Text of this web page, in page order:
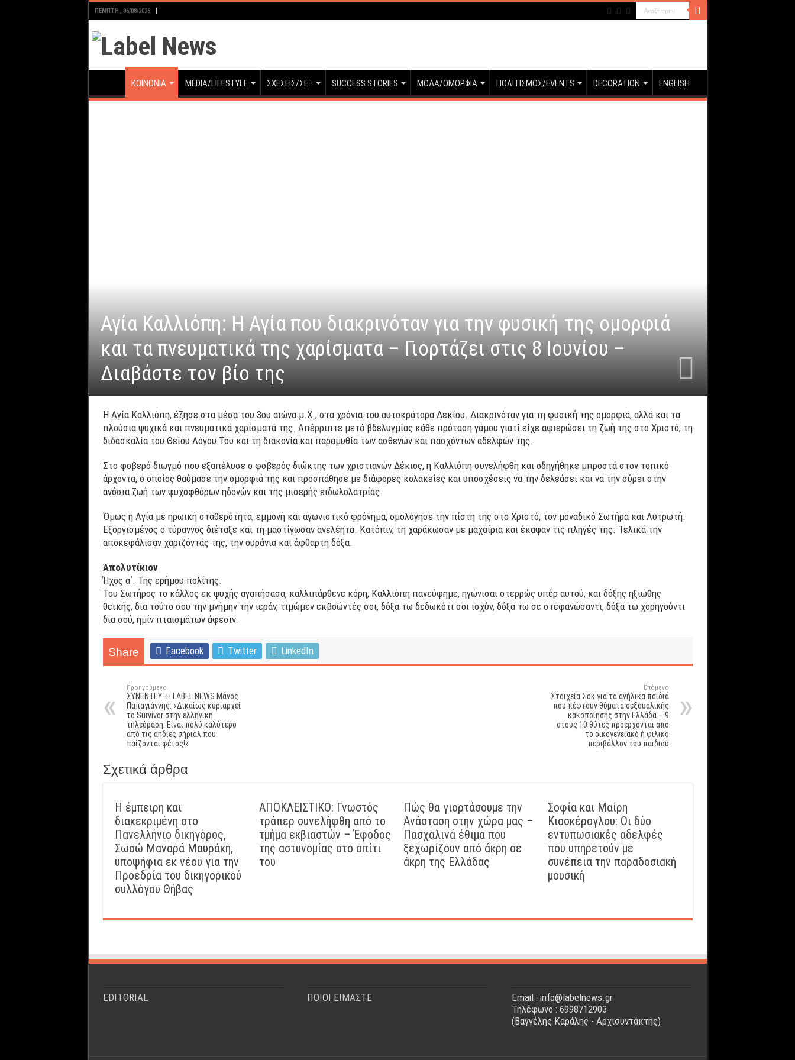
ΠΈΜΠΤΗ , 06/08/2026
ΚΟΙΝΩΝΙΑ MEDIA/LIFESTYLE ΣΧΕΣΕΙΣ/ΣΕΞ SUCCESS STORIES ΜΟΔΑ/ΟΜΟΡΦΙΑ ΠΟΛΙΤΙΣΜΟΣ/EVENTS DECORATION ENGLISH
Αγία Καλλιόπη: H Αγία που διακρινόταν για την φυσική της ομορφιά
και τα πνευματικά της χαρίσματα – Γιορτάζει στις 8 Ιουνίου –
Διαβάστε τον βίο της
Η Αγία Καλλιόπη, έζησε στα μέσα του 3ου αιώνα μ.Χ., στα χρόνια του αυτοκράτορα Δεκίου. Διακρινόταν για τη φυσική της ομορφιά, αλλά και τα
πλούσια ψυχικά και πνευματικά χαρίσματά της. Απέρριπτε μετά βδελυγμίας κάθε πρόταση γάμου γιατί είχε αφιερώσει τη ζωή της στο Χριστό, τη
διδασκαλία του Θείου Λόγου Του και τη διακονία και παραμυθία των ασθενών και πασχόντων αδελφών της.
Στο φοβερό διωγμό που εξαπέλυσε ο φοβερός διώκτης των χριστιανών Δέκιος, η Καλλιόπη συνελήφθη και οδηγήθηκε μπροστά στον τοπικό
άρχοντα, ο οποίος θαύμασε την ομορφιά της και προσπάθησε με διάφορες κολακείες και υποσχέσεις να την δελεάσει και να την σύρει στην
ανόσια ζωή των ψυχοφθόρων ηδονών και της μισερής ειδωλολατρίας.
Όμως η Αγία με ηρωική σταθερότητα, εμμονή και αγωνιστικό φρόνημα, ομολόγησε την πίστη της στο Χριστό, τον μοναδικό Σωτήρα και Λυτρωτή.
Εξοργισμένος ο τύραννος διέταξε και τη μαστίγωσαν ανελέητα. Κατόπιν, τη χαράκωσαν με μαχαίρια και έκαψαν τις πληγές της. Τελικά την
αποκεφάλισαν χαριζόντάς της, την ουράνια και άφθαρτη δόξα.
Ἀπολυτίκιον
Ήχος α΄. Της ερήμου πολίτης.
Του Σωτήρος το κάλλος εκ ψυχής αγαπήσασα, καλλιπάρθενε κόρη, Καλλιόπη πανεύφημε, ηγώνισαι στερρώς υπέρ αυτού, και δόξης ηξιώθης
θεϊκής, δια τούτο σου την μνήμην την ιεράν, τιμώμεν εκβοώντές σοι, δόξα τω δεδωκότι σοι ισχύν, δόξα τω σε στεφανώσαντι, δόξα τω χορηγούντι
δια σού, ημίν πταισμάτων άφεσιν.
Share Facebook Twitter LinkedIn
Προηγούμενο
ΣΥΝΕΝΤΕΥΞΗ LABEL NEWS Mάνος
Παπαγιάννης: «Δικαίως κυριαρχεί
το Survivor στην ελληνική
τηλεόραση. Είναι πολύ καλύτερο
από τις αηδίες σήριαλ που
παίζονται φέτος!»
Επόμενο
Στοιχεία Σοκ για τα ανήλικα παιδιά
που πέφτουν θύματα σεξουαλικής
κακοποίησης στην Ελλάδα – 9
στους 10 θύτες προέρχονται από
το οικογενειακό ή φιλικό
περιβάλλον του παιδιού
Σχετικά άρθρα
Η έμπειρη και
διακεκριμένη στο
Πανελλήνιο δικηγόρος,
Σωσώ Μαναρά Μαυράκη,
υποψήφια εκ νέου για την
Προεδρία του δικηγορικού
συλλόγου Θήβας
ΑΠΟΚΛΕΙΣΤΙΚΟ: Γνωστός
τράπερ συνελήφθη από το
τμήμα εκβιαστών – Έφοδος
της αστυνομίας στο σπίτι
του
Πώς θα γιορτάσουμε την
Ανάσταση στην χώρα μας –
Πασχαλινά έθιμα που
ξεχωρίζουν από άκρη σε
άκρη της Ελλάδας
Σοφία και Μαίρη
Κιοσκέρογλου: Οι δύο
εντυπωσιακές αδελφές
που υπηρετούν με
συνέπεια την παραδοσιακή
μουσική
EDITORIAL ΠΟΙΟΙ ΕΙΜΑΣΤΕ
Email : info@labelnews.gr
Τηλέφωνο : 6998712903
(Βαγγέλης Καράλης - Αρχισυντάκτης)